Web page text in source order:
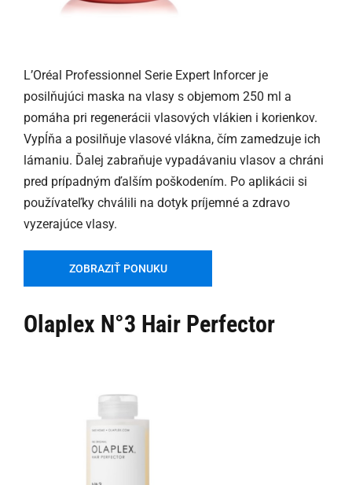
L’Oréal Professionnel Serie Expert Inforcer je
posilňujúci maska na vlasy s objemom 250 ml a
pomáha pri regenerácii vlasových vlákien i korienkov.
Vypĺňa a posilňuje vlasové vlákna, čím zamedzuje ich
lámaniu. Ďalej zabraňuje vypadávaniu vlasov a chráni
pred prípadným ďalším poškodením. Po aplikácii si
používateľky chválili na dotyk príjemné a zdravo
vyzerajúce vlasy.
ZOBRAZIŤ PONUKU
Olaplex N°3 Hair Perfector